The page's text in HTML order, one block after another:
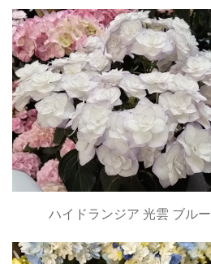
ハイドランジア 光雲 ブルー